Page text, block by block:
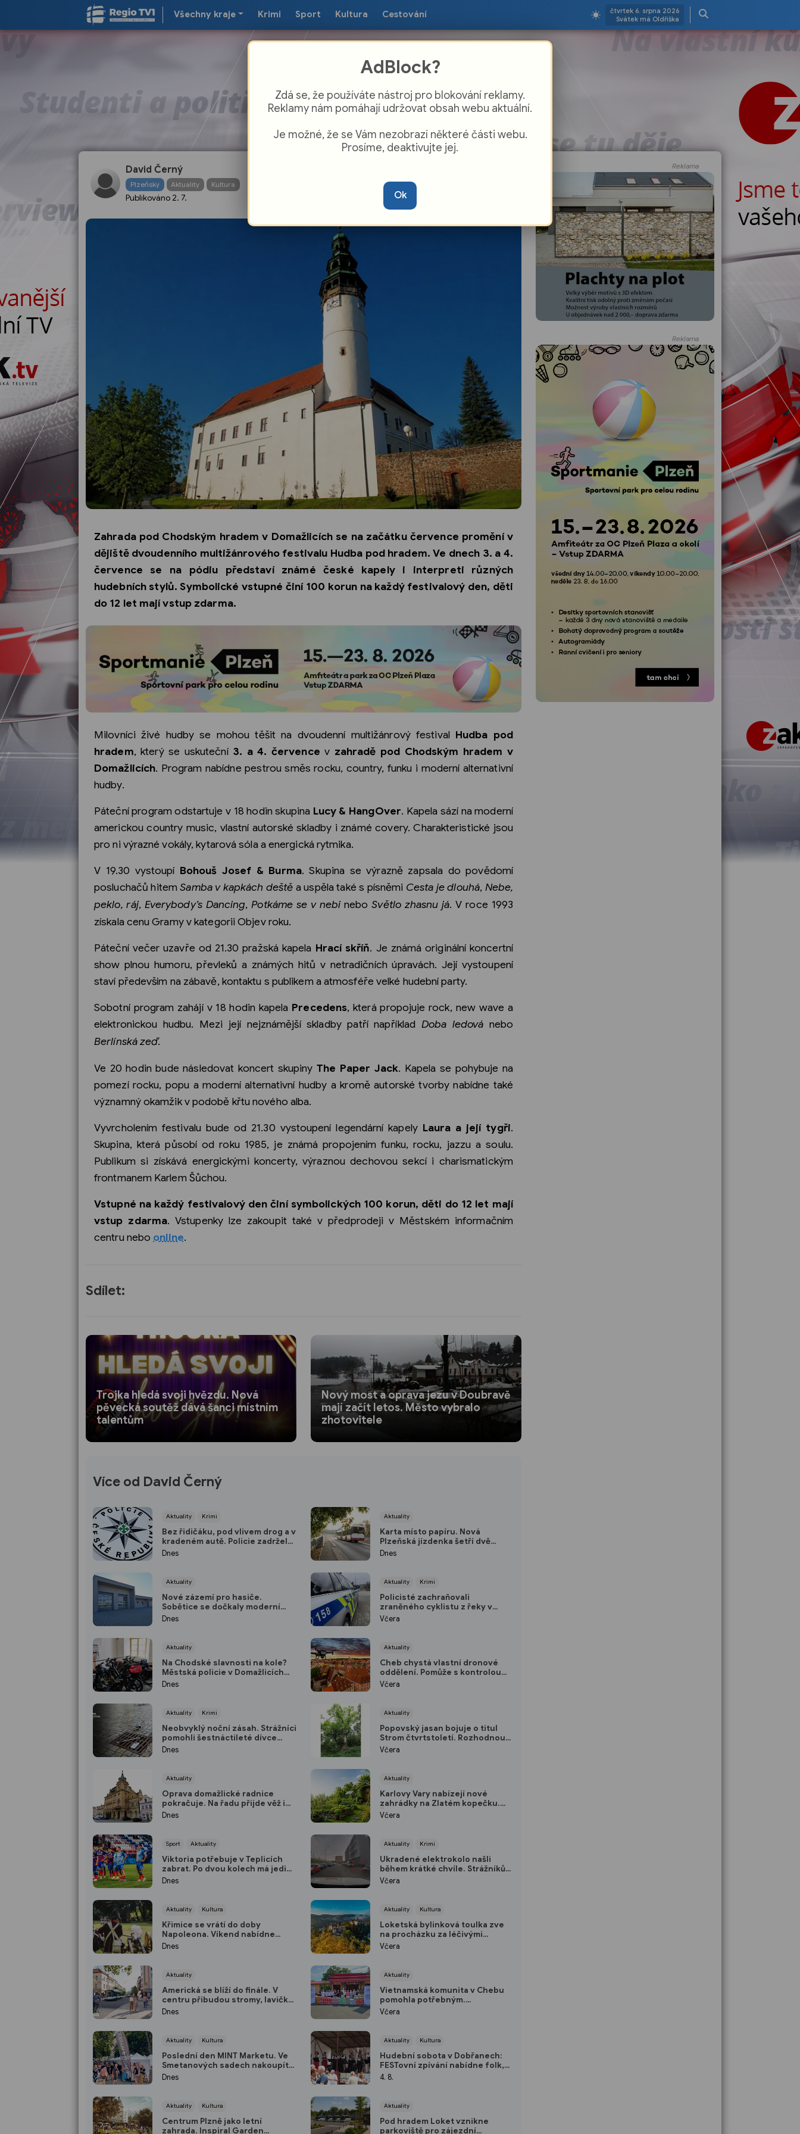
Všechny kraje Krimi Sport Kultura Cestování
čtvrtek 6. srpna 2026
Svátek má Oldřiška
David Černý
Plzeňský Aktuality Kultura
Publikováno 2. 7.
Bohouše Josefa, Lauru a její tygři i
Zahrada pod Chodským hradem v Domažlicích se na začátku července promění v
dějiště dvoudenního multižánrového festivalu Hudba pod hradem. Ve dnech 3. a 4.
července se na pódiu představí známé české kapely i interpreti různých
hudebních stylů. Symbolické vstupné činí 100 korun na každý festivalový den, děti
do 12 let mají vstup zdarma.
Milovníci živé hudby se mohou těšit na dvoudenní multižánrový festival Hudba pod
hradem, který se uskuteční 3. a 4. července v zahradě pod Chodským hradem v
Domažlicích. Program nabídne pestrou směs rocku, country, funku i moderní alternativní
hudby.
Páteční program odstartuje v 18 hodin skupina Lucy & HangOver. Kapela sází na moderní
americkou country music, vlastní autorské skladby i známé covery. Charakteristické jsou
pro ni výrazné vokály, kytarová sóla a energická rytmika.
V 19.30 vystoupí Bohouš Josef & Burma. Skupina se výrazně zapsala do povědomí
posluchačů hitemSamba v kapkách deště a uspěla také s písněmi Cesta je dlouhá, Nebe,
peklo, ráj, Everybody’s Dancing,Potkáme se v nebi neboSvětlo zhasnu já. V roce 1993
získala cenu Gramy v kategorii Objev roku.
Páteční večer uzavře od 21.30 pražská kapela Hrací skříň. Je známá originální koncertní
show plnou humoru, převleků a známých hitů v netradičních úpravách. Její vystoupení
staví především na zábavě, kontaktu s publikem a atmosféře velké hudební party.
Sobotní program zahájí v 18 hodin kapela Precedens, která propojuje rock, new wave a
elektronickou hudbu. Mezi její nejznámější skladby patří například Doba ledová nebo
Berlínská zeď.
Ve 20 hodin bude následovat koncert skupinyThe Paper Jack. Kapela se pohybuje na
pomezí rocku, popu a moderní alternativní hudby a kromě autorské tvorby nabídne také
významný okamžik v podobě křtu nového alba.
Vyvrcholením festivalu bude od 21.30 vystoupení legendární kapelyLaura a její tygři.
Skupina, která působí od roku 1985, je známá propojením funku, rocku, jazzu a soulu.
Publikum si získává energickými koncerty, výraznou dechovou sekcí i charismatickým
frontmanem Karlem Šůchou.
Vstupné na každý festivalový den činí symbolických 100 korun, děti do 12 let mají
vstup zdarma. Vstupenky lze zakoupit také v předprodeji v Městském informačním
centru nebo online.
Sdílet:
Trojka hledá svoji hvězdu. Nová
pěvecká soutěž dává šanci místním
talentům
Nový most a oprava jezu v Doubravě
mají začít letos. Město vybralo
zhotovitele
Více od David Černý
Aktuality Krimi
Bez řidičáku, pod vlivem drog a v
kradeném autě. Policie zadržela
třicetiletého muže
Dnes
Aktuality
Nové zázemí pro hasiče.
Sobětice se dočkaly moderní
požární zbrojnice
Dnes
Aktuality
Na Chodské slavnosti na kole?
Městská policie v Domažlicích
nabídne bezplatnou úschovnu
Dnes
Aktuality Krimi
Neobvyklý noční zásah. Strážníci
pomohli šestnáctileté dívce
získat zpět mobil
Dnes
Aktuality
Oprava domažlické radnice
pokračuje. Na řadu přijde věž i
severní část střechy
Dnes
Sport Aktuality
Viktoria potřebuje v Teplicích
zabrat. Po dvou kolech má jediný
bod
Dnes
Aktuality Kultura
Křimice se vrátí do doby
Napoleona. Víkend nabídne
historický výlet pro děti
Dnes
Aktuality
Americká se blíží do finále. V
centru přibudou stromy, lavičky
i nové zastávky
Dnes
Aktuality Kultura
Poslední den MINT Marketu. Ve
Smetanových sadech nakoupíte
módu, šperky i keramiku
Dnes
Aktuality Kultura
Centrum Plzně jako letní
zahrada. Inspiral Garden
Aktuality
Karta místo papíru. Nová
Plzeňská jízdenka šetří dvě
koruny a umožní přestup
Dnes
Aktuality Krimi
Policisté zachraňovali
zraněného cyklistu z řeky v
centru Karlových Varů
Včera
Aktuality
Cheb chystá vlastní dronové
oddělení. Pomůže s kontrolou
majetku i bezpečností ve městě
Včera
Aktuality
Popovský jasan bojuje o titul
Strom čtvrtstoletí. Rozhodnou
hlasy veřejnosti
Včera
Aktuality
Karlovy Vary nabízejí nové
zahrádky na Zlatém kopečku.
Žádosti přijímají do konce srpna
Včera
Aktuality Krimi
Ukradené elektrokolo našli
během krátké chvíle. Strážníkům
pomohl kamerový systém
Včera
Aktuality Kultura
Loketská bylinková toulka zve
na procházku za léčivými
rostlinami
Včera
Aktuality
Vietnamská komunita v Chebu
pomohla potřebným.
Potravinové bance darovala
Včera
Aktuality Kultura
Hudební sobota v Dobřanech:
FESTovní zpívání nabídne folk,
country i akustickou muziku
4. 8.
Aktuality
Pod hradem Loket vznikne
parkoviště pro zájezdní
Reklama
Reklama
AdBlock?
Zdá se, že používáte nástroj pro blokování reklamy.
Reklamy nám pomáhají udržovat obsah webu aktuální.
Je možné, že se Vám nezobrazí některé části webu.
Prosíme, deaktivujte jej.
Ok